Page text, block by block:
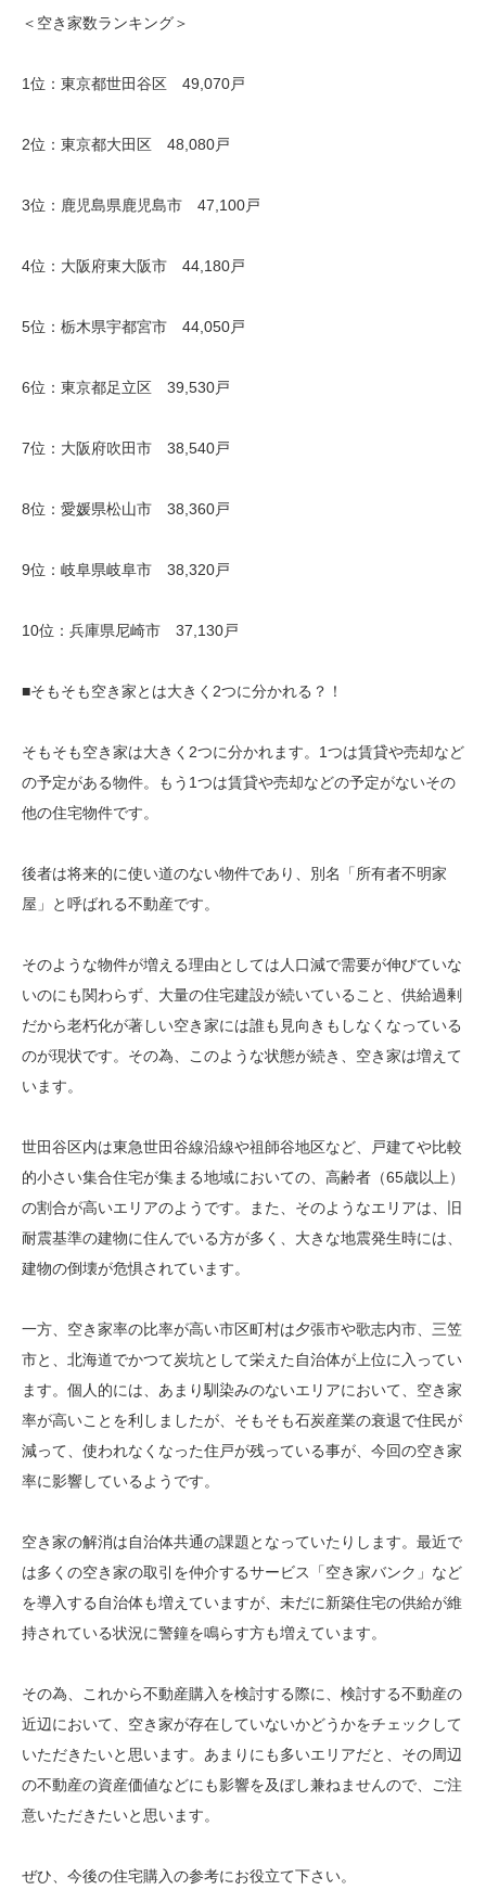
＜空き家数ランキング＞
1位：東京都世田谷区 49,070戸
2位：東京都大田区 48,080戸
3位：鹿児島県鹿児島市 47,100戸
4位：大阪府東大阪市 44,180戸
5位：栃木県宇都宮市 44,050戸
6位：東京都足立区 39,530戸
7位：大阪府吹田市 38,540戸
8位：愛媛県松山市 38,360戸
9位：岐阜県岐阜市 38,320戸
10位：兵庫県尼崎市 37,130戸
■そもそも空き家とは大きく2つに分かれる？！
そもそも空き家は大きく2つに分かれます。1つは賃貸や売却など
の予定がある物件。もう1つは賃貸や売却などの予定がないその
他の住宅物件です。
後者は将来的に使い道のない物件であり、別名「所有者不明家
屋」と呼ばれる不動産です。
そのような物件が増える理由としては人口減で需要が伸びていな
いのにも関わらず、大量の住宅建設が続いていること、供給過剰
だから老朽化が著しい空き家には誰も見向きもしなくなっている
のが現状です。その為、このような状態が続き、空き家は増えて
います。
世田谷区内は東急世田谷線沿線や祖師谷地区など、戸建てや比較
的小さい集合住宅が集まる地域においての、高齢者（65歳以上）
の割合が高いエリアのようです。また、そのようなエリアは、旧
耐震基準の建物に住んでいる方が多く、大きな地震発生時には、
建物の倒壊が危惧されています。
一方、空き家率の比率が高い市区町村は夕張市や歌志内市、三笠
市と、北海道でかつて炭坑として栄えた自治体が上位に入ってい
ます。個人的には、あまり馴染みのないエリアにおいて、空き家
率が高いことを利しましたが、そもそも石炭産業の衰退で住民が
減って、使われなくなった住戸が残っている事が、今回の空き家
率に影響しているようです。
空き家の解消は自治体共通の課題となっていたりします。最近で
は多くの空き家の取引を仲介するサービス「空き家バンク」など
を導入する自治体も増えていますが、未だに新築住宅の供給が維
持されている状況に警鐘を鳴らす方も増えています。
その為、これから不動産購入を検討する際に、検討する不動産の
近辺において、空き家が存在していないかどうかをチェックして
いただきたいと思います。あまりにも多いエリアだと、その周辺
の不動産の資産価値などにも影響を及ぼし兼ねませんので、ご注
意いただきたいと思います。
ぜひ、今後の住宅購入の参考にお役立て下さい。